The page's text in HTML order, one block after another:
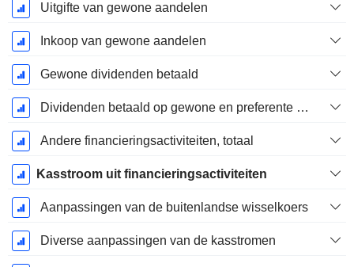
Uitgifte van gewone aandelen
Inkoop van gewone aandelen
Gewone dividenden betaald
Dividenden betaald op gewone en preferente aandelen
Andere financieringsactiviteiten, totaal
Kasstroom uit financieringsactiviteiten
Aanpassingen van de buitenlandse wisselkoers
Diverse aanpassingen van de kasstromen